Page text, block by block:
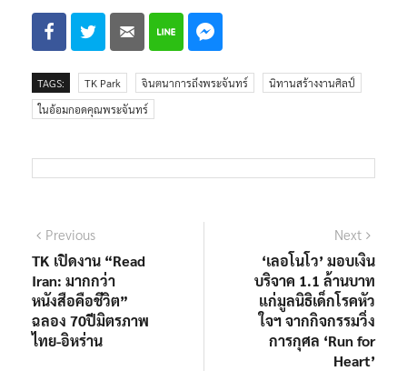
TAGS: TK Park จินตนาการถึงพระจันทร์
นิทานสร้างงานศิลป์
ในอ้อมกอดคุณพระจันทร์
แนะแนว
เรื่อง
Previous
post:
TK เปิดงาน “Read
Iran: มากกว่า
หนังสือคือชีวิต”
ฉลอง 70ปีมิตรภาพ
ไทย-อิหร่าน
Next
post:
‘เลอโนโว’ มอบเงิน
บริจาค 1.1 ล้านบาท
แก่มูลนิธิเด็กโรคหัว
ใจฯ จากกิจกรรมวิ่ง
การกุศล ‘Run for
Heart’